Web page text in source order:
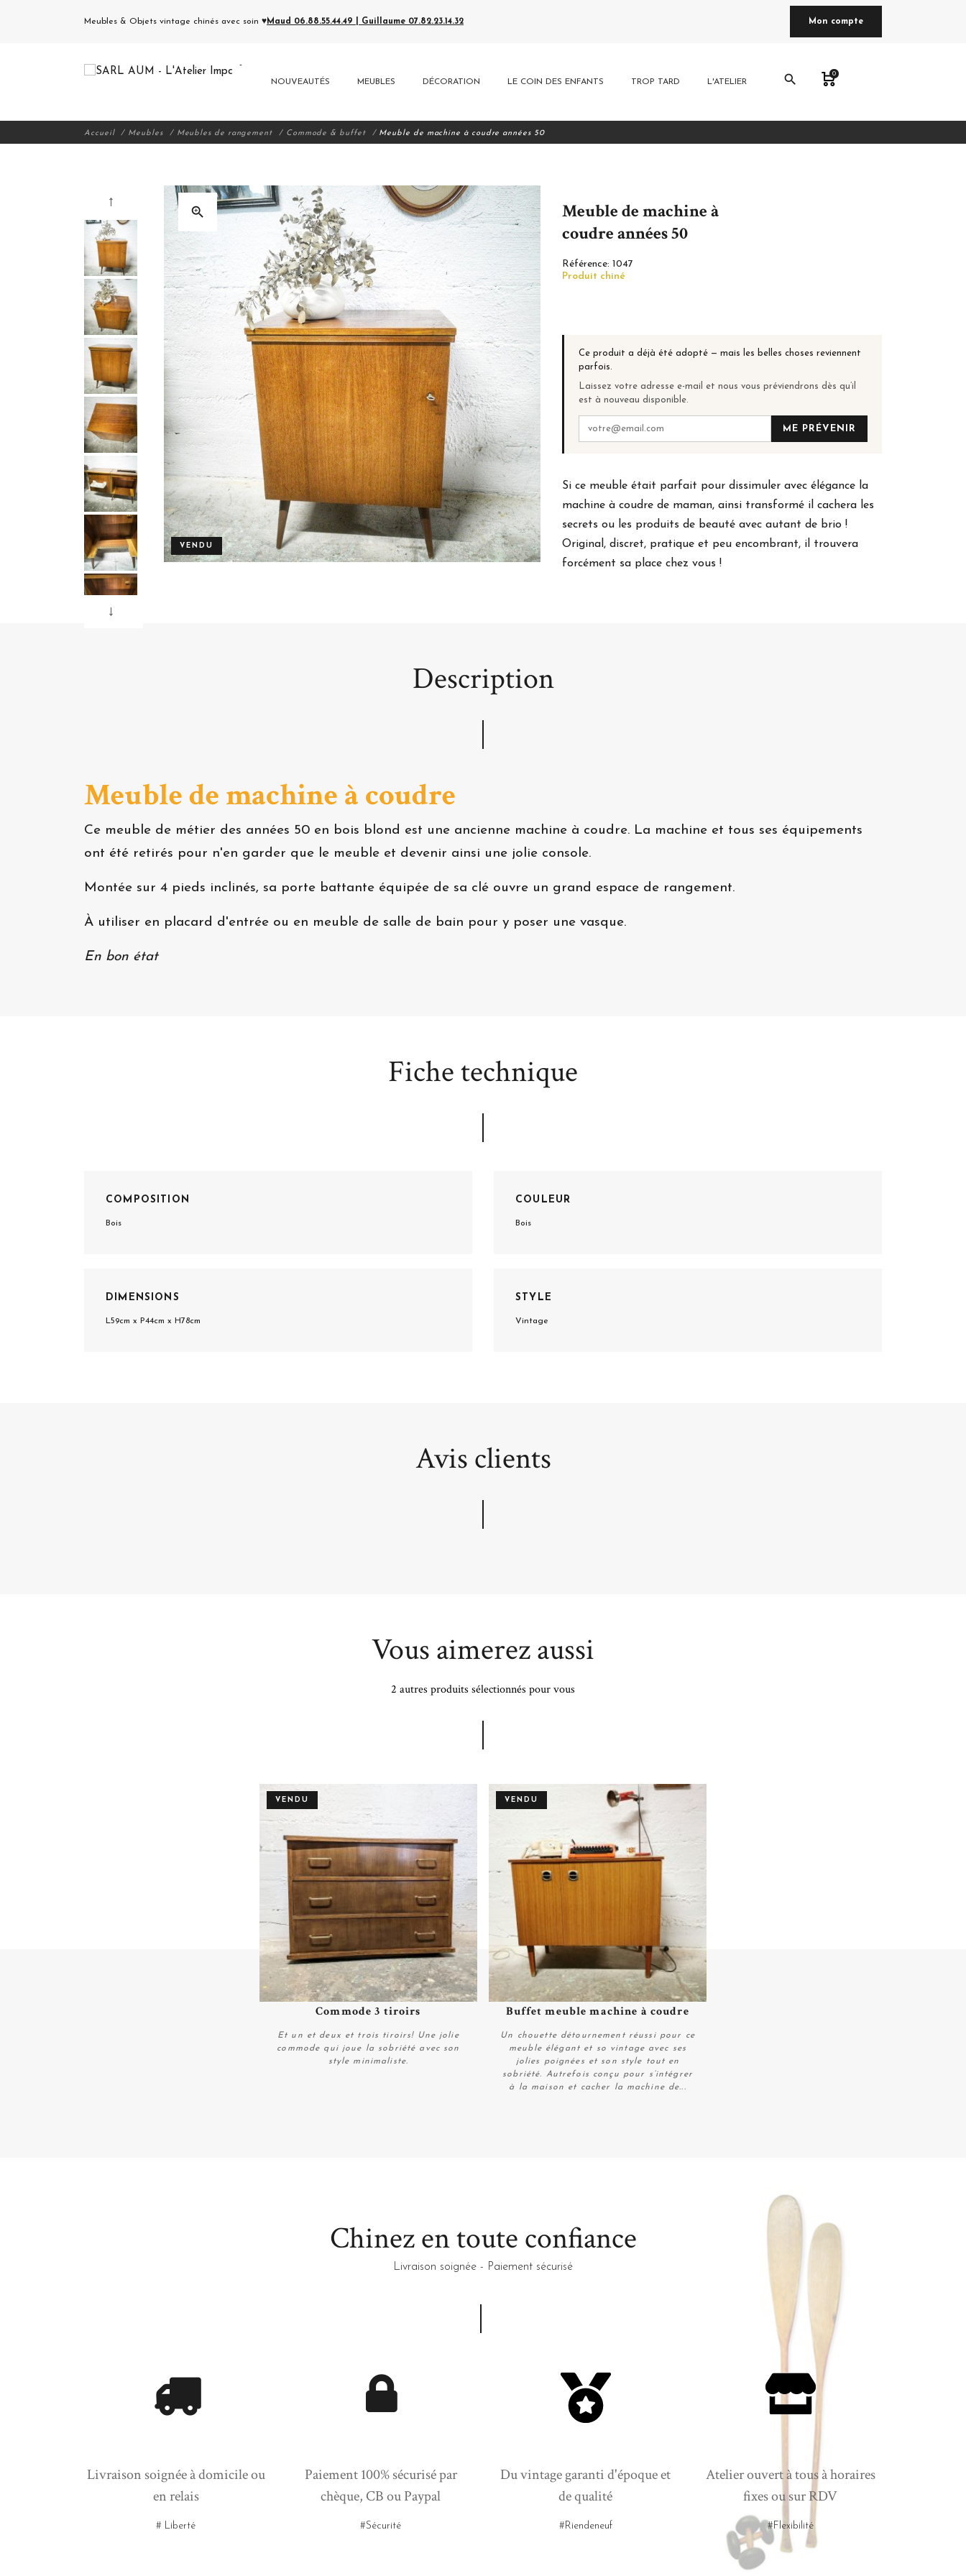
Meubles & Objets vintage chinés avec soin ♥Maud 06.88.55.44.49 | Guillaume 07.82.23.14.32 Mon compte
NOUVEAUTÉS MEUBLES DÉCORATION LE COIN DES ENFANTS TROP TARD L'ATELIER search 0
Accueil Meubles Meubles de rangement Commode & buffet Meuble de machine à coudre années 50
VENDU
zoom_in
Meuble de machine à
coudre années 50
Référence: 1047
Produit chiné
Ce produit a déjà été adopté — mais les belles choses reviennent
parfois.
Laissez votre adresse e-mail et nous vous préviendrons dès qu’il
est à nouveau disponible.
ME PRÉVENIR
Si ce meuble était parfait pour dissimuler avec élégance la
machine à coudre de maman, ainsi transformé il cachera les
secrets ou les produits de beauté avec autant de brio !
Original, discret, pratique et peu encombrant, il trouvera
forcément sa place chez vous !
Description
Meuble de machine à coudre
Ce meuble de métier des années 50 en bois blond est une ancienne machine à coudre. La machine et tous ses équipements
ont été retirés pour n'en garder que le meuble et devenir ainsi une jolie console.
Montée sur 4 pieds inclinés, sa porte battante équipée de sa clé ouvre un grand espace de rangement.
À utiliser en placard d'entrée ou en meuble de salle de bain pour y poser une vasque.
En bon état
Fiche technique
COMPOSITION
Bois
COULEUR
Bois
DIMENSIONS
L59cm x P44cm x H78cm
STYLE
Vintage
Avis clients
Vous aimerez aussi
2 autres produits sélectionnés pour vous
Plus de détails
VENDU
Commode 3 tiroirs
Et un et deux et trois tiroirs! Une jolie
commode qui joue la sobriété avec son
style minimaliste.
Plus de détails
VENDU
Buffet meuble machine à coudre
Un chouette détournement réussi pour ce
meuble élégant et so vintage avec ses
jolies poignées et son style tout en
sobriété. Autrefois conçu pour s’intégrer
à la maison et cacher la machine de...
Chinez en toute confiance
Livraison soignée - Paiement sécurisé
Livraison soignée à domicile ou
en relais
# Liberté
Paiement 100% sécurisé par
chèque, CB ou Paypal
#Sécurité
Du vintage garanti d'époque et
de qualité
#Riendeneuf
Atelier ouvert à tous à horaires
fixes ou sur RDV
#Flexibilité